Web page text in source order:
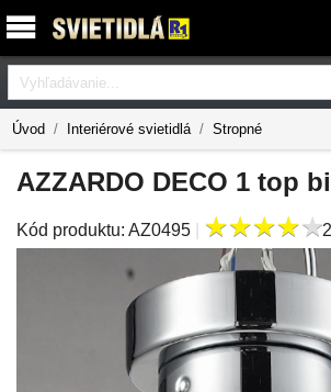
Vyhľadávanie
Úvod Interiérové svietidlá Stropné
AZZARDO DECO 1 top
Kód produktu: AZ0495 ★★★★★
★★★★★